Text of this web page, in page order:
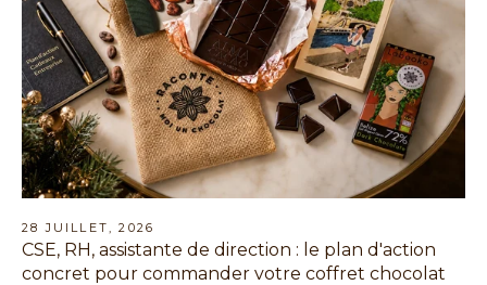
28 JUILLET, 2026
CSE, RH, assistante de direction : le plan d'action
concret pour commander votre coffret chocolat